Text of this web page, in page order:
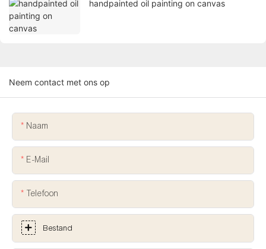
handpainted oil painting on canvas
Neem contact met ons op
Naam
E-Mail
Telefoon
Bestand